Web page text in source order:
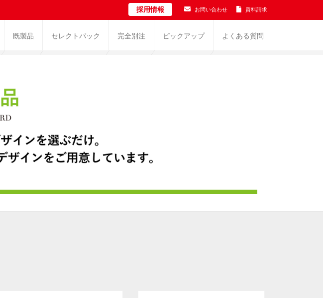
採用情報 お問い合わせ 資料請求
既製品 セレクトパック 完全別注 ピックアップ よくある質問